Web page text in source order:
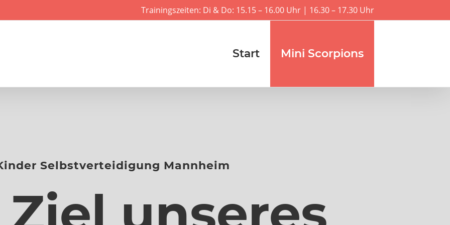
Trainingszeiten: Di & Do: 15.15 – 16.00 Uhr | 16.30 – 17.30 Uhr
Start Mini Scorpions
Selbstverteidigung Mannheim